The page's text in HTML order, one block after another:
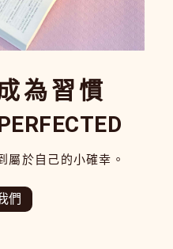
為習慣
屬於自己的小確幸。
們